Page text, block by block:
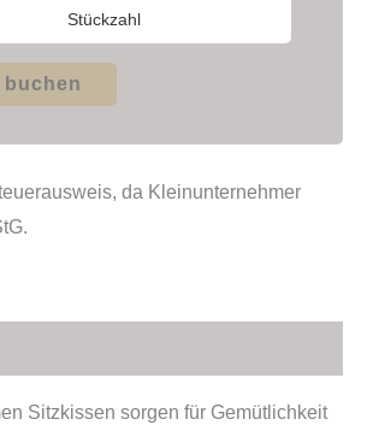
Stückzahl
buchen
da Kleinunternehmer
Sitzkissen sorgen für Gemütlichkeit